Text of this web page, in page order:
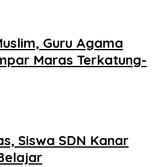
Guru Agama
Maras Terkatung-
Siswa SDN Kanar